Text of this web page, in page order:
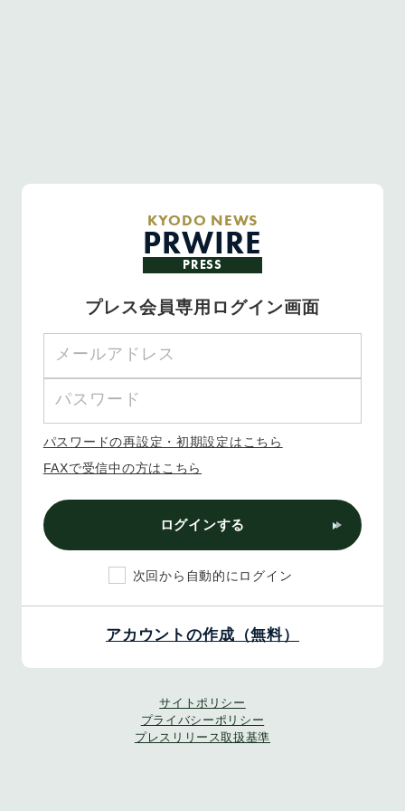
KYODO NEWS
PRWIRE
PRESS
プレス会員専用ログイン画面
パスワードの再設定・初期設定はこちら
FAXで受信中の方はこちら
ログインする
次回から自動的にログイン
アカウントの作成（無料）
サイトポリシー
プライバシーポリシー
プレスリリース取扱基準